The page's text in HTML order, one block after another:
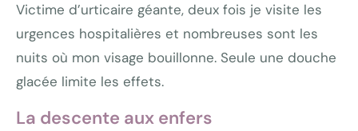
Victime d’urticaire géante, deux fois je visite les
urgences hospitalières et nombreuses sont les
nuits où mon visage bouillonne. Seule une douche
glacée limite les effets.
La descente aux enfers